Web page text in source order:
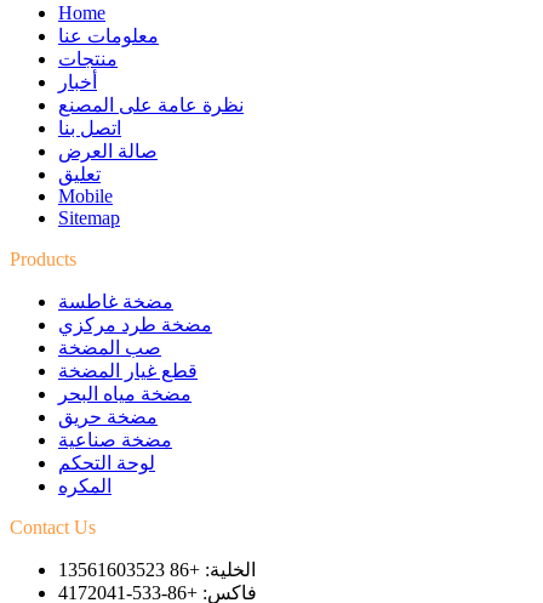
Home
معلومات عنا
منتجات
أخبار
نظرة عامة على المصنع
اتصل بنا
صالة العرض
تعليق
Mobile
Sitemap
Products
مضخة غاطسة
مضخة طرد مركزي
صب المضخة
قطع غيار المضخة
مضخة مياه البحر
مضخة حريق
مضخة صناعية
لوحة التحكم
المكره
Contact Us
الخلية: +86 13561603523
فاكس: +86-533-4172041